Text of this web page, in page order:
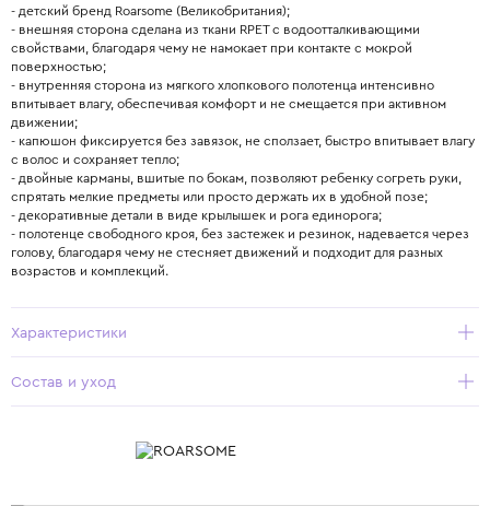
- детский бренд Roarsome (Великобритания);
- внешняя сторона сделана из ткани RPET с водоотталкивающими
свойствами, благодаря чему не намокает при контакте с мокрой
поверхностью;
- внутренняя сторона из мягкого хлопкового полотенца интенсивно
впитывает влагу, обеспечивая комфорт и не смещается при активном
движении;
- капюшон фиксируется без завязок, не сползает, быстро впитывает влагу
с волос и сохраняет тепло;
- двойные карманы, вшитые по бокам, позволяют ребенку согреть руки,
спрятать мелкие предметы или просто держать их в удобной позе;
- декоративные детали в виде крылышек и рога единорога;
- полотенце свободного кроя, без застежек и резинок, надевается через
голову, благодаря чему не стесняет движений и подходит для разных
возрастов и комплекций.
Характеристики
Состав и уход